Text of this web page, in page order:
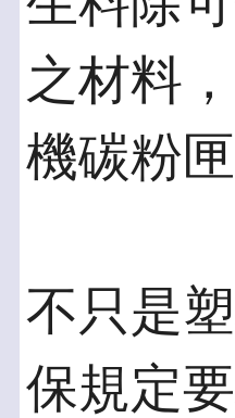
之材料
機碳粉
不只是
保規定